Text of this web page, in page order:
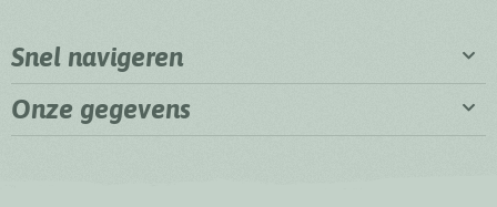
Snel navigeren
Onze gegevens